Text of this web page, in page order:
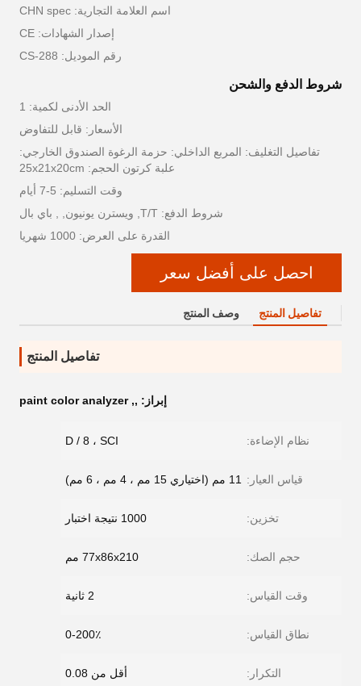
اسم العلامة التجارية: CHN spec
إصدار الشهادات: CE
رقم الموديل: CS-288
شروط الدفع والشحن
الحد الأدنى لكمية: 1
الأسعار: قابل للتفاوض
تفاصيل التغليف: المربع الداخلي: حزمة الرغوة الصندوق الخارجي:
علبة كرتون الحجم: 25x21x20cm
وقت التسليم: 5-7 أيام
شروط الدفع: T/T, ويسترن يونيون, , باي بال
القدرة على العرض: 1000 شهريا
احصل على أفضل سعر
تفاصيل المنتج وصف المنتج
تفاصيل المنتج
إبراز: ,
,
paint color analyzer
نظام الإضاءة: D / 8 ، SCI
قياس العيار: 11 مم (اختياري 15 مم ، 4 مم ، 6 مم)
تخزين: 1000 نتيجة اختبار
حجم الصك: 77x86x210 مم
وقت القياس: 2 ثانية
نطاق القياس: 0-200٪
التكرار: أقل من 0.08